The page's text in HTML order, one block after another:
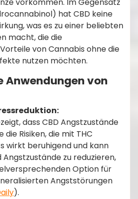
vorkommen. Im Gegensatz
hat CBD keine
was es zu einer beliebten
macht, die die
von Cannabis ohne die
nutzen möchten.
Anwendungen von
dass CBD Angstzustände
die Risiken, die mit THC
wirkt beruhigend und kann
Angstzustände zu reduzieren,
Option für
Angststörungen
)​.